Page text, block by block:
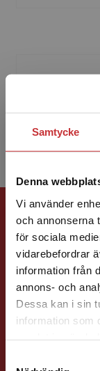
Samtycke
Denna
Vi använder
och annonserna
för sociala
vidarebefordrar
information från
annons- och
Dessa kan i sin
information som
Det verkar
Vi erbjuder